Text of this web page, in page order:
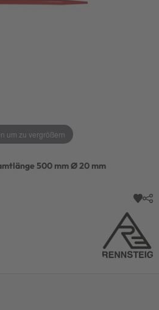
um zu vergrößern
500 mm Ø 20 mm